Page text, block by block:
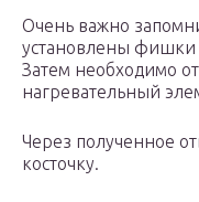
Очень важно
установлены фишки
Затем необходимо
нагревательный
Через полученное
косточку.